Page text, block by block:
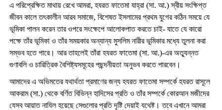
এ পরিপ্রেক্ষিত মাথায় রেখে আমরা, হযরত ফাতেমা যাহ্রা (সা. আ.) স্বীয় সংক্ষিপ্ত
জীবন কালে তৎকালীন আরব সমাজে, বিশেষত ইসলামের প্রথম যুগের কঠিন সময়ে যে
ভূমিকা পালন করেন তার ওপরে সংক্ষেপে আলোকপাত করতে চাই- যাতে যে কারো
পক্ষে তাঁর ভূমিকা ও তাঁর সময়কার অন্যান্য মুসলিম নারীর ভূমিকার মধ্যে তুলনা করা
সম্ভব হতে পারে। আর তাহলেই তাঁরা হযরত ফাতেমা (সা. আ.)-এর অত্যুন্নত
গুণাবলি ও চারিত্রিক বৈশিষ্ট্যসমূহের পছন্দনীয়তা অনুভব করতে পারবেন।
আমাদের এ অভিমতের যথার্থতা প্রমাণের জন্য হযরত ফাতেমা সম্পর্কে হযরত রাসূলে
আকরাম (সা.) থেকে বর্ণিত বিভিন্ন হাদিসের প্রতি ও তাঁর সম্পর্কে কোরআন মজীদের
যেসব আয়াত নাযিল হয়েছে সেগুলোর প্রতি দৃষ্টি দেয়াই যথেষ্ট। তবে এখানে আমরা